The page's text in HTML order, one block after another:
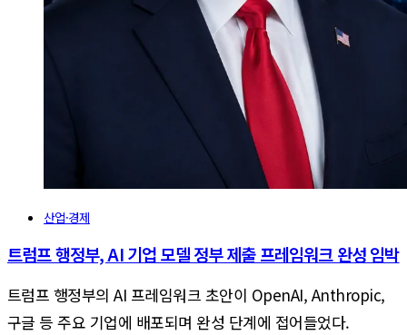
산업·경제
트럼프 행정부, AI 기업 모델 정부 제출 프레임워크 완성 임박
트럼프 행정부의 AI 프레임워크 초안이 OpenAI, Anthropic,
구글 등 주요 기업에 배포되며 완성 단계에 접어들었다.